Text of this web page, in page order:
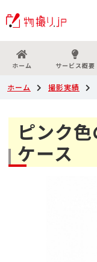
ホーム サービス概要
ホーム 撮影実績
ピンク
ケース